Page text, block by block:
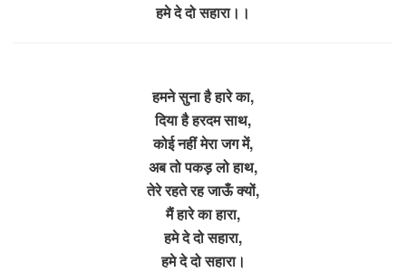
हमे दे दो सहारा।।
हमने सुना है हारे का,
दिया है हरदम साथ,
कोई नहीं मेरा जग में,
अब तो पकड़ लो हाथ,
तेरे रहते रह जाऊँ क्यों,
मैं हारे का हारा,
हमे दे दो सहारा,
हमे दे दो सहारा।